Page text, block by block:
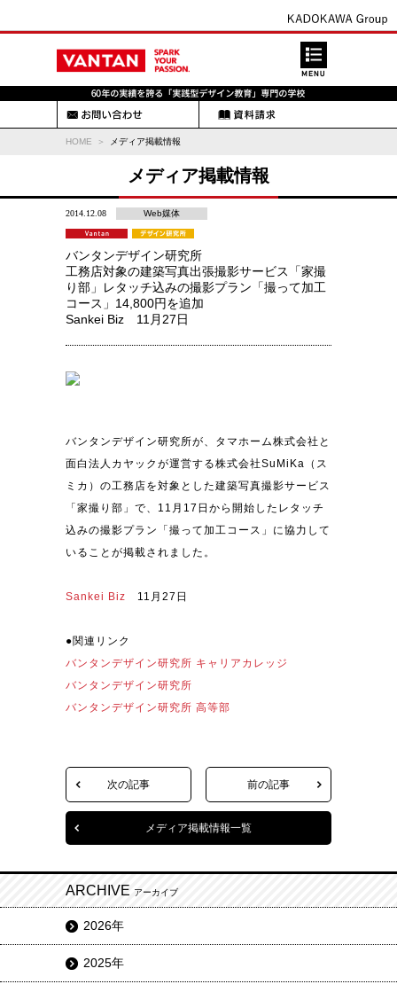
HOME メディア掲載情報
メディア掲載情報
2014.12.08 Web媒体
バンタンデザイン研究所
工務店対象の建築写真出張撮影サービス「家撮
り部」レタッチ込みの撮影プラン「撮って加工
コース」14,800円を追加
Sankei Biz 11月27日
バンタンデザイン研究所が、タマホーム株式会社と
面白法人カヤックが運営する株式会社SuMiKa（ス
ミカ）の工務店を対象とした建築写真撮影サービス
「家撮り部」で、11月17日から開始したレタッチ
込みの撮影プラン「撮って加工コース」に協力して
いることが掲載されました。
Sankei Biz 11月27日
●関連リンク
バンタンデザイン研究所 キャリアカレッジ
バンタンデザイン研究所
バンタンデザイン研究所 高等部
次の記事 前の記事
メディア掲載情報一覧
ARCHIVE アーカイブ
2026年
2025年